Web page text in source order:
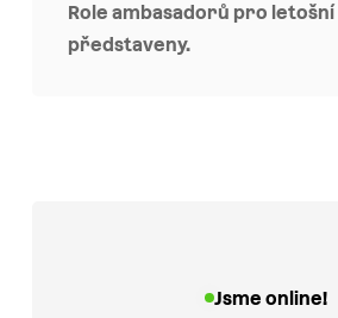
Role ambasadorů pro
představeny.
Jsme online!